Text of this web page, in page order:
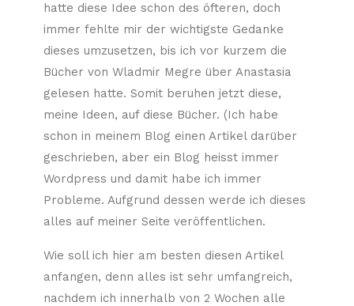
hatte diese Idee schon des öfteren, doch
immer fehlte mir der wichtigste Gedanke
dieses umzusetzen, bis ich vor kurzem die
Bücher von Wladmir Megre über Anastasia
gelesen hatte. Somit beruhen jetzt diese,
meine Ideen, auf diese Bücher. (Ich habe
schon in meinem Blog einen Artikel darüber
geschrieben, aber ein Blog heisst immer
Wordpress und damit habe ich immer
Probleme. Aufgrund dessen werde ich dieses
alles auf meiner Seite veröffentlichen.
Wie soll ich hier am besten diesen Artikel
anfangen, denn alles ist sehr umfangreich,
nachdem ich innerhalb von 2 Wochen alle